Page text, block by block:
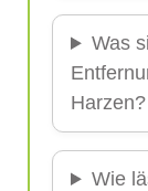
Was
Harzen?
Wie